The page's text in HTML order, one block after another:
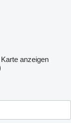
Karte anzeigen